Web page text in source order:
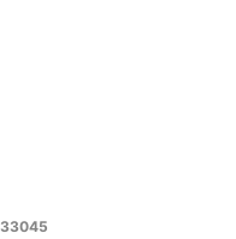
33045